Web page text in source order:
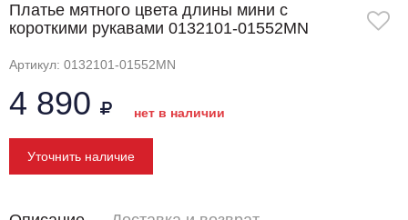
Платье мятного цвета длины мини с
короткими рукавами 0132101-01552MN
Артикул: 0132101-01552MN
4 890 нет в наличии
Уточнить наличие